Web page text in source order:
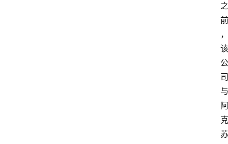
之
前
，
该
公
司
与
阿
克
苏